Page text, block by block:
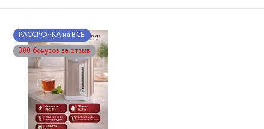
РАССРОЧКА на ВСЁ
300 бонусов за отзыв